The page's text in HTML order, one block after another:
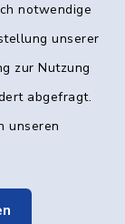
notwendige
unserer
zur Nutzung
abgefragt.
unseren